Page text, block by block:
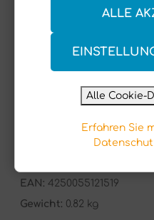
In den
EAN: 4250055121519
Gewicht: 0.82 kg
ALLE
Alle Cookie-
Erfahren Sie